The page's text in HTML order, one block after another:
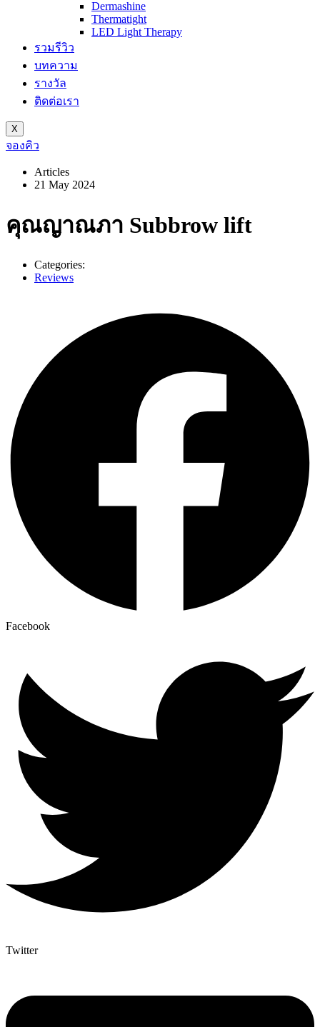
Dermashine
Thermatight
LED Light Therapy
รวมรีวิว
บทความ
รางวัล
ติดต่อเรา
X
จองคิว
Articles
21 May 2024
คุณญาณภา Subbrow lift
Categories:
Reviews
Facebook
Twitter